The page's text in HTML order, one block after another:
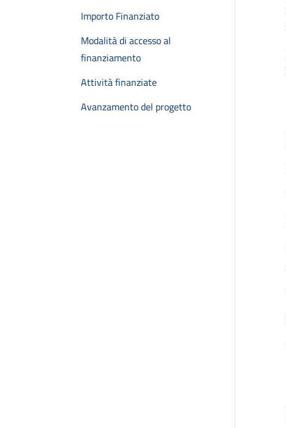
Importo Finanziato
Modalità di accesso al
finanziamento
Attività finanziate
Avanzamento del progetto